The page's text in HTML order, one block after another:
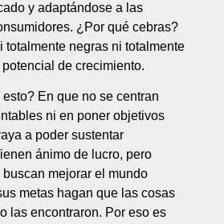
y adaptándose a las
¿Por qué cebras?
totalmente negras ni totalmente
de crecimiento.
En que no se centran
ni en poner objetivos
a poder sustentar
ánimo de lucro, pero
mejorar el mundo
metas hagan que las cosas
las encontraron. Por eso es